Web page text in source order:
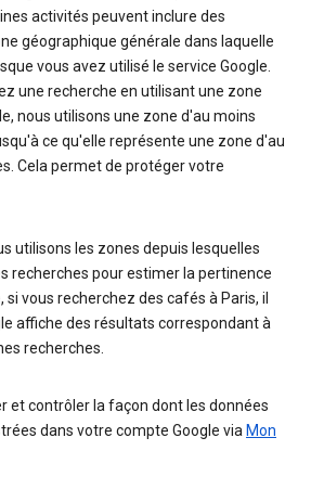
activités peuvent inclure des
géographique générale dans laquelle
vous avez utilisé le service Google.
une recherche en utilisant une zone
nous utilisons une zone d'au moins
ce qu'elle représente une zone d'au
Cela permet de protéger votre
utilisons les zones depuis lesquelles
recherches pour estimer la pertinence
si vous recherchez des cafés à Paris, il
affiche des résultats correspondant à
recherches.
et contrôler la façon dont les données
dans votre compte Google via Mon